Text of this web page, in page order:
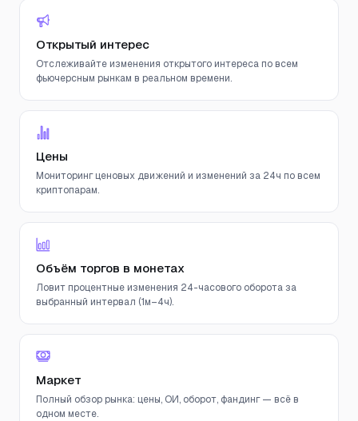
Открытый интерес
Отслеживайте изменения открытого интереса по всем
фьючерсным рынкам в реальном времени.
Цены
Мониторинг ценовых движений и изменений за 24ч по всем
криптопарам.
Объём торгов в монетах
Ловит процентные изменения 24-часового оборота за
выбранный интервал (1м–4ч).
Маркет
Полный обзор рынка: цены, ОИ, оборот, фандинг — всё в
одном месте.